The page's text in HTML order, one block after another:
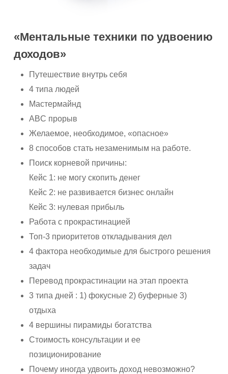
«Ментальные техники по удвоению
доходов»
Путешествие внутрь себя
4 типа людей
Мастермайнд
ABC прорыв
Желаемое, необходимое, «опасное»
8 способов стать незаменимым на работе.
Поиск корневой причины:
Кейс 1: не могу скопить денег
Кейс 2: не развивается бизнес онлайн
Кейс 3: нулевая прибыль
Работа с прокрастинацией
Топ-3 приоритетов откладывания дел
4 фактора необходимые для быстрого решения
задач
Перевод прокрастинации на этап проекта
3 типа дней : 1) фокусные 2) буферные 3)
отдыха
4 вершины пирамиды богатства
Стоимость консультации и ее
позиционирование
Почему иногда удвоить доход невозможно?